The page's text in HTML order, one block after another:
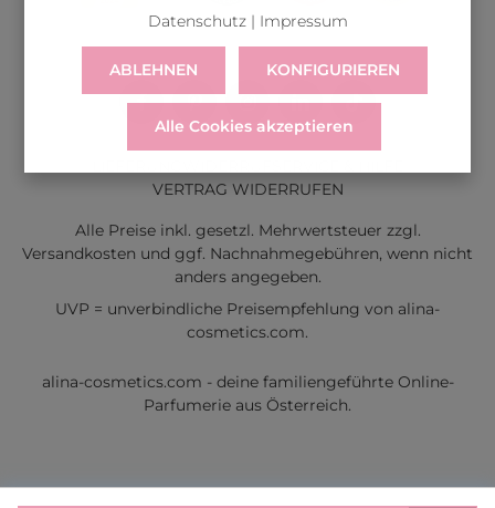
VERTRAG WIDERRUFEN
Alle Preise inkl. gesetzl. Mehrwertsteuer zzgl.
Versandkosten und ggf. Nachnahmegebühren, wenn nicht
anders angegeben.
UVP = unverbindliche Preisempfehlung von alina-
cosmetics.com.
alina-cosmetics.com - deine familiengeführte Online-
Parfumerie aus Österreich.
Datenschutz| Impressum
ABLEHNEN KONFIGURIEREN
Alle Cookies akzeptieren